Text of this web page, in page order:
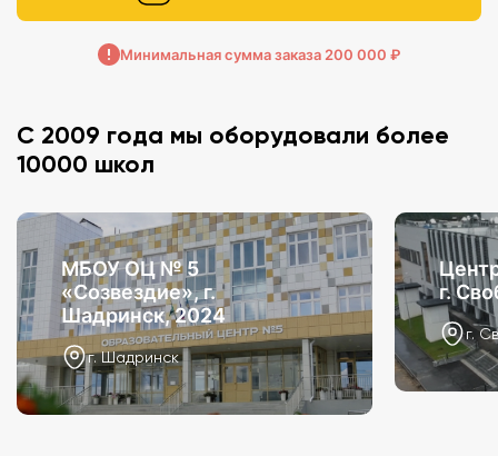
Минимальная сумма заказа 200 000 ₽
С 2009 года мы оборудовали более
10000 школ
МБОУ ОЦ № 5
«Созвездие», г.
Шадринск, 2024
г. Шадринск
г.
г.